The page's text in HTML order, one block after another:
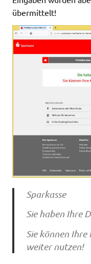
übermittelt!
Sparkasse
Sie haben Ihre
Sie können
weiter nutzen!